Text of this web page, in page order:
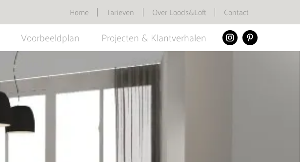
Home Tarieven Over Loods&Loft Contact
Voorbeeldplan Projecten & Klantverhalen